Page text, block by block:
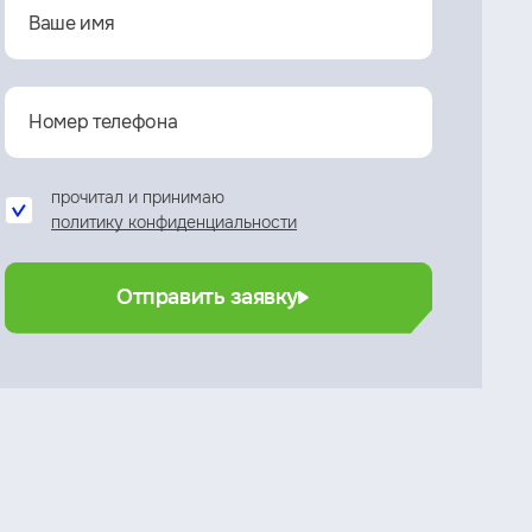
прочитал и принимаю
политику конфиденциальности
Отправить заявку